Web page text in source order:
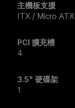
主機板支援
ITX / Micro ATX
PCI 擴充槽
4
3.5" 硬碟架
1